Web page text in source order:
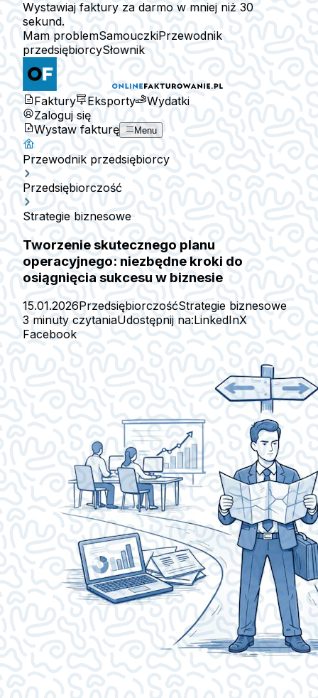
Wystawiaj faktury za darmo w mniej niż 30
sekund.
Mam problemSamouczkiPrzewodnik
przedsiębiorcySłownik
Faktury Eksporty
Wydatki
Zaloguj się
Wystaw fakturę
Menu
Przewodnik przedsiębiorcy
Przedsiębiorczość
Strategie biznesowe
Tworzenie skutecznego planu
operacyjnego: niezbędne kroki do
osiągnięcia sukcesu w biznesie
15.01.2026PrzedsiębiorczośćStrategie biznesowe
3 minuty czytaniaUdostępnij na:LinkedInX
Facebook